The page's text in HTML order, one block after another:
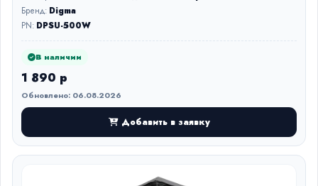
Бренд: Digma
PN: DPSU-500W
В наличии
1 890 р
Обновлено: 06.08.2026
Добавить в заявку